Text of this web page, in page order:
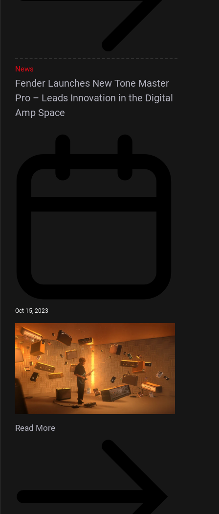
News
Fender Launches New Tone Master
Pro – Leads Innovation in the Digital
Amp Space
Oct 15, 2023
Read More